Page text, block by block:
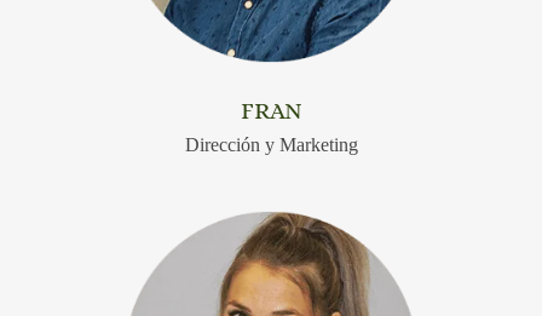
FRAN
Dirección y Marketing